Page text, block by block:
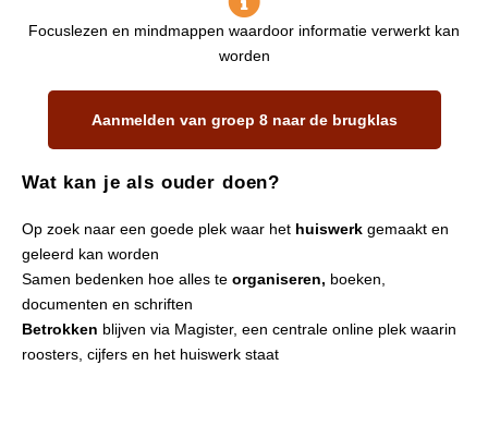
Focuslezen en mindmappen waardoor informatie verwerkt kan
worden
Aanmelden van groep 8 naar de brugklas
Wat kan je als ouder doen?
Op zoek naar een goede plek waar het huiswerk gemaakt en
geleerd kan worden
Samen bedenken hoe alles te organiseren, boeken,
documenten en schriften
Betrokken blijven via Magister, een centrale online plek waarin
roosters, cijfers en het huiswerk staat